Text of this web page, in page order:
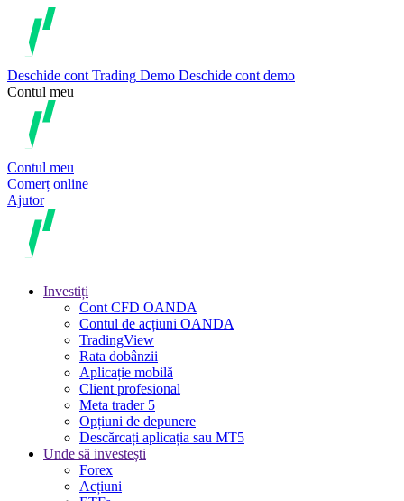
Deschide cont Trading Demo Deschide cont demo
Contul meu
Contul meu
Comerț online
Ajutor
Investiți
Cont CFD OANDA
Contul de acțiuni OANDA
TradingView
Rata dobânzii
Aplicație mobilă
Client profesional
Meta trader 5
Opțiuni de depunere
Descărcați aplicația sau MT5
Unde să investești
Forex
Acțiuni